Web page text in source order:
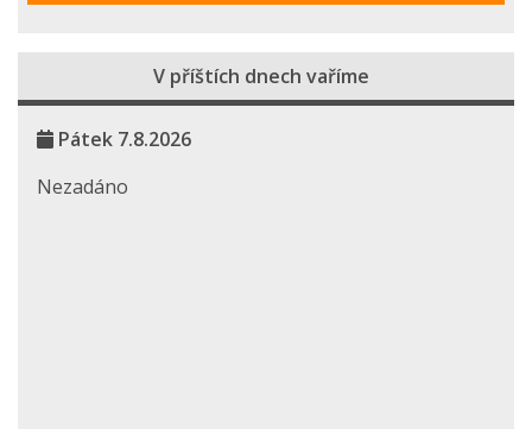
V příštích dnech vaříme
Pátek 7.8.2026
Nezadáno